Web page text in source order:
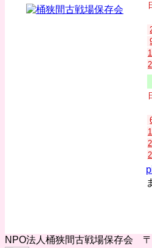
NPO法人桶狭間古戦場保存会